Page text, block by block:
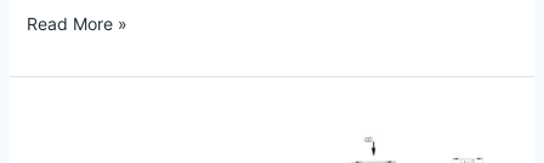
Read More »